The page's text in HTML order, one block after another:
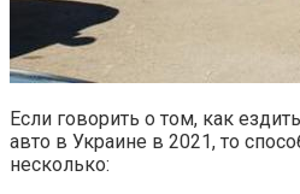
Если говорить о том, как
авто в Украине в 2021, то
несколько: